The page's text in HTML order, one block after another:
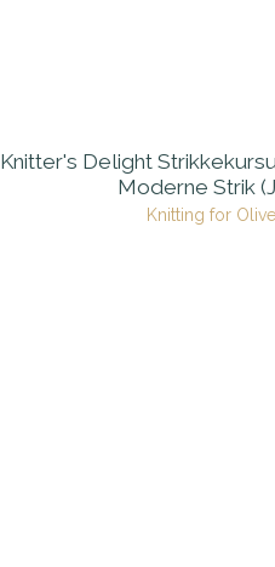
Knitter's Delight
Moderne Strik
Knitting for Olive